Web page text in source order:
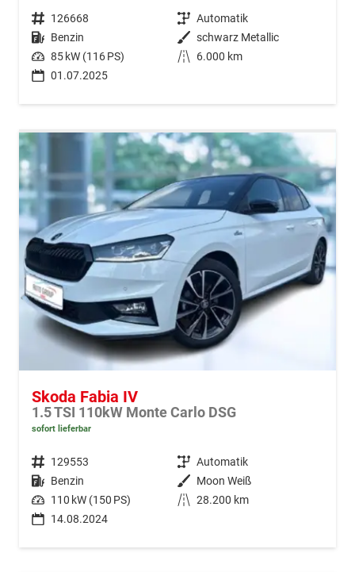
Fahrzeugnr. 126668 Getriebe Automatik
Kraftstoff Benzin Außenfarbe schwarz Metallic
Leistung 85 kW (116 PS) Kilometerstand
6.000 km
01.07.2025
Skoda Fabia IV
1.5 TSI 110kW Monte Carlo DSG
sofort lieferbar
Fahrzeugnr. 129553 Getriebe Automatik
Kraftstoff Benzin Außenfarbe Moon Weiß
Leistung 110 kW (150 PS) Kilometerstand 28.200 km
14.08.2024